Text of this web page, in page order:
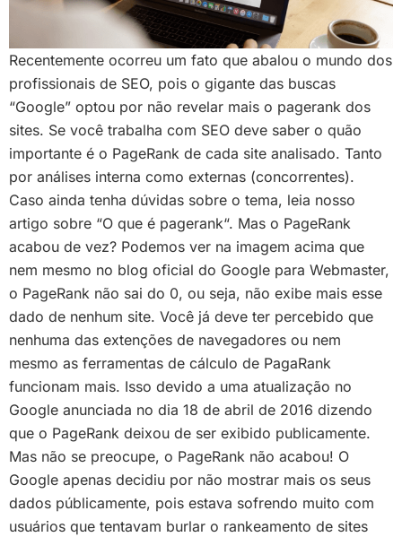
Recentemente ocorreu um fato que abalou o mundo dos
profissionais de SEO, pois o gigante das buscas
“Google” optou por não revelar mais o pagerank dos
sites. Se você trabalha com SEO deve saber o quão
importante é o PageRank de cada site analisado. Tanto
por análises interna como externas (concorrentes).
Caso ainda tenha dúvidas sobre o tema, leia nosso
artigo sobre “O que é pagerank“. Mas o PageRank
acabou de vez? Podemos ver na imagem acima que
nem mesmo no blog oficial do Google para Webmaster,
o PageRank não sai do 0, ou seja, não exibe mais esse
dado de nenhum site. Você já deve ter percebido que
nenhuma das extenções de navegadores ou nem
mesmo as ferramentas de cálculo de PagaRank
funcionam mais. Isso devido a uma atualização no
Google anunciada no dia 18 de abril de 2016 dizendo
que o PageRank deixou de ser exibido publicamente.
Mas não se preocupe, o PageRank não acabou! O
Google apenas decidiu por não mostrar mais os seus
dados públicamente, pois estava sofrendo muito com
usuários que tentavam burlar o rankeamento de sites